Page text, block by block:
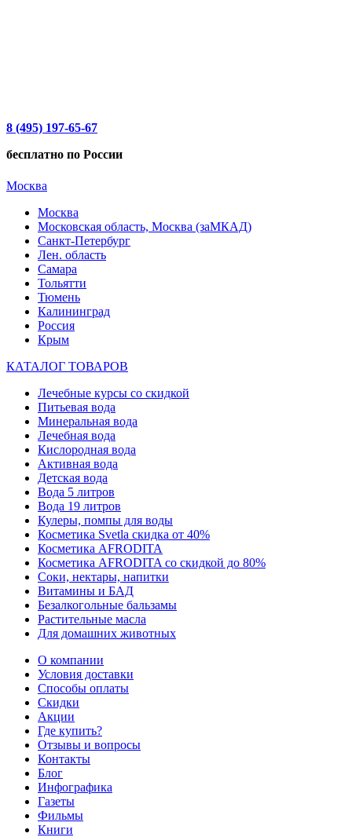
8 (495) 197-65-67
бесплатно по России
Москва
Москва
Московская область, Москва (заМКАД)
Санкт-Петербург
Лен. область
Самара
Тольятти
Тюмень
Калининград
Россия
Крым
КАТАЛОГ ТОВАРОВ
Лечебные курсы со скидкой
Питьевая вода
Минеральная вода
Лечебная вода
Кислородная вода
Активная вода
Детская вода
Вода 5 литров
Вода 19 литров
Кулеры, помпы для воды
Косметика Svetla скидка от 40%
Косметика AFRODITA
Косметика AFRODITA со скидкой до 80%
Соки, нектары, напитки
Витамины и БАД
Безалкогольные бальзамы
Растительные масла
Для домашних животных
О компании
Условия доставки
Способы оплаты
Скидки
Акции
Где купить?
Отзывы и вопросы
Контакты
Блог
Инфографика
Газеты
Фильмы
Книги